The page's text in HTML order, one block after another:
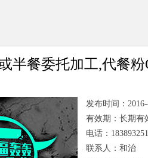
半餐委托加工,代餐
发布时间：
有效期：长期有
电话：
联系人：和治